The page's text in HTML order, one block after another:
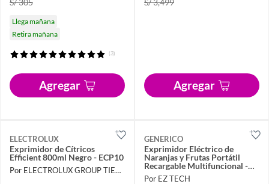
Llega mañana
Retira mañana
(3)
Agregar Agregar
ELECTROLUX
Exprimidor de Cítricos
Efficient 800ml Negro - ECP10
Por ELECTROLUX GROUP TIENDA OFICIAL
GENERICO
Exprimidor Eléctrico de
Naranjas y Frutas Portátil
Recargable Multifuncional -
Verde claro - M
Por EZ TECH